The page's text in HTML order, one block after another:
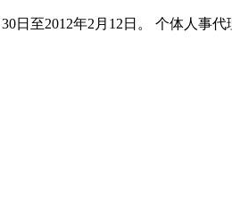
至2012年2月12日。 个体人事代